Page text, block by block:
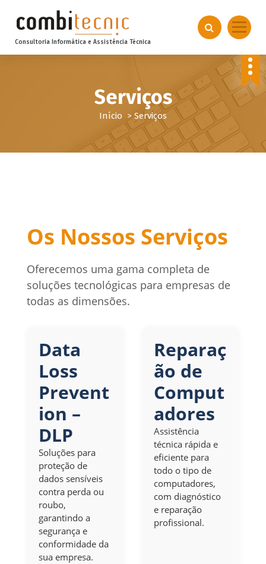
t
Consultoria Informática e Assistência Técnica
Serviços
Início > Serviços
Os Nossos Serviços
Oferecemos uma gama completa de
soluções tecnológicas para empresas de
todas as dimensões.
Data
Loss
Prevent
ion –
DLP
Soluções para
proteção de
dados sensíveis
contra perda ou
roubo,
garantindo a
segurança e
conformidade da
sua empresa.
Reparaç
ão de
Comput
adores
Assistência
técnica rápida e
eficiente para
todo o tipo de
computadores,
com diagnóstico
e reparação
profissional.